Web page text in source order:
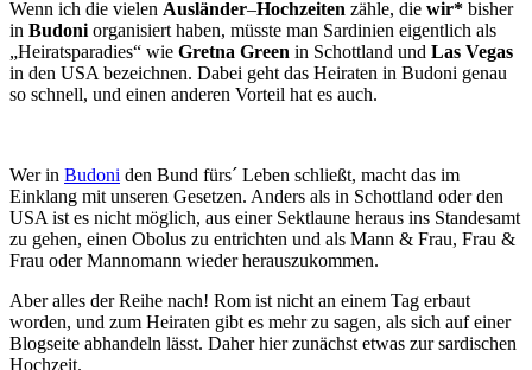
Wenn ich die vielen Ausländer–Hochzeiten zähle, die wir* bisher
in Budoni organisiert haben, müsste man Sardinien eigentlich als
„Heiratsparadies“ wie Gretna Green in Schottland und Las Vegas
in den USA bezeichnen. Dabei geht das Heiraten in Budoni genau
so schnell, und einen anderen Vorteil hat es auch.
Wer in Budoni den Bund fürs´ Leben schließt, macht das im
Einklang mit unseren Gesetzen. Anders als in Schottland oder den
USA ist es nicht möglich, aus einer Sektlaune heraus ins Standesamt
zu gehen, einen Obolus zu entrichten und als Mann & Frau, Frau &
Frau oder Mannomann wieder herauszukommen.
Aber alles der Reihe nach! Rom ist nicht an einem Tag erbaut
worden, und zum Heiraten gibt es mehr zu sagen, als sich auf einer
Blogseite abhandeln lässt. Daher hier zunächst etwas zur sardischen
Hochzeit.